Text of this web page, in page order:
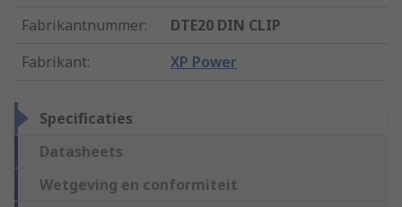
Fabrikantnummer:
DTE20 DIN CLIP
Fabrikant: XP Power
Specificaties
Datasheets
Wetgeving en conformiteit